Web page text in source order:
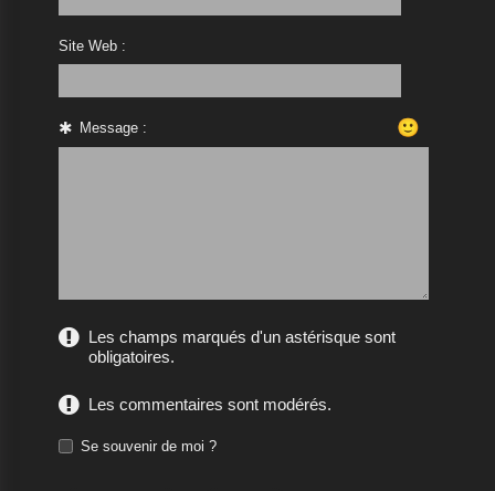
Site Web :
Message : 🙂
Les champs marqués d'un astérisque sont
obligatoires.
Les commentaires sont modérés.
Se souvenir de moi ?